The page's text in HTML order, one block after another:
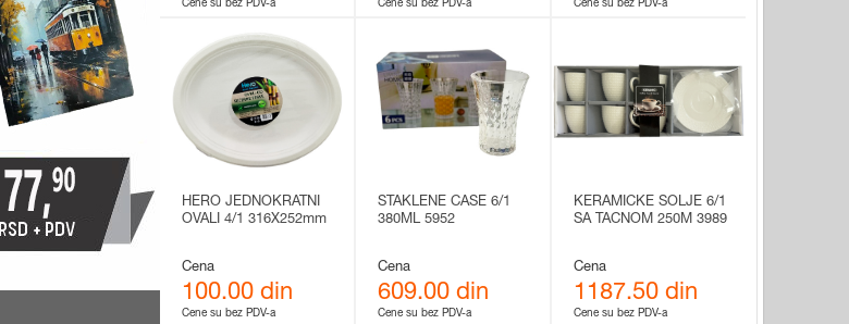
Cene su bez PDV-a Cene su bez PDV-a Cene su bez PDV-a
HERO JEDNOKRATNI
OVALI 4/1 316X252mm
Cena
100.00 din
Cene su bez PDV-a
STAKLENE CASE 6/1
380ML 5952
Cena
609.00 din
Cene su bez PDV-a
KERAMICKE SOLJE 6/1
SA TACNOM 250M 3989
Cena
1187.50 din
Cene su bez PDV-a